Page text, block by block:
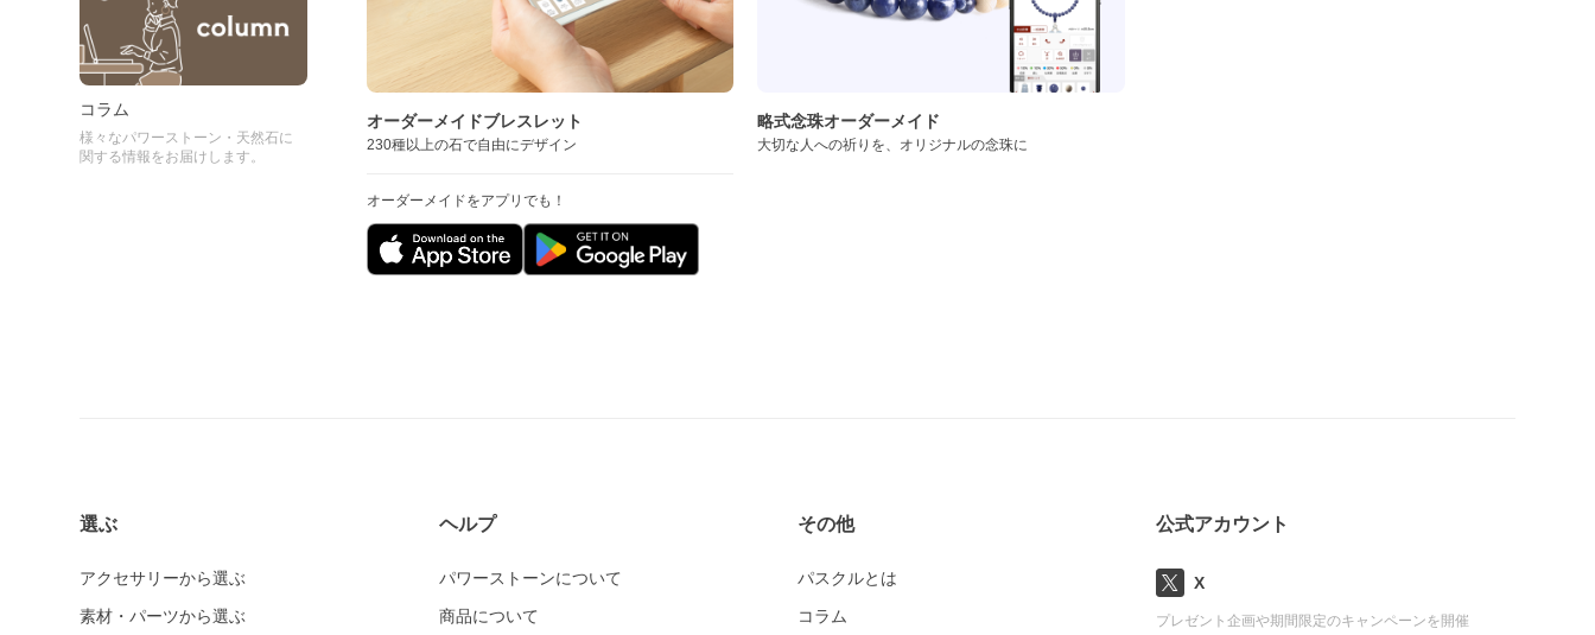
コラム
様々なパワーストーン・天然石に
関する情報をお届けします。
オーダーメイドブレスレット
230種以上の石で自由にデザイン
オーダーメイドをアプリでも！
略式念珠オーダーメイド
大切な人への祈りを、オリジナルの念珠に
選ぶ
アクセサリーから選ぶ
素材・パーツから選ぶ
ヘルプ
パワーストーンについて
商品について
その他
パスクルとは
コラム
公式アカウント
X
プレゼント企画や期間限定のキャンペーンを開催